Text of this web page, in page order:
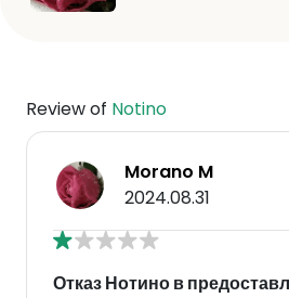
Review of Notino
Morano M
2024.08.31
Отказ Нотино в